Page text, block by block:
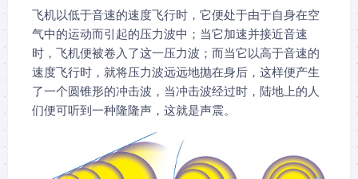
飞机以低于音速的速度飞行时，它便处于由于自身在空
气中的运动而引起的压力波中；当它加速并接近音速
时，飞机便被卷入了这一压力波；而当它以高于音速的
速度飞行时，就将压力波远远地抛在身后，这样便产生
了一个圆锥形的冲击波，当冲击波经过时，陆地上的人
们便可听到一种隆隆声，这就是声震。